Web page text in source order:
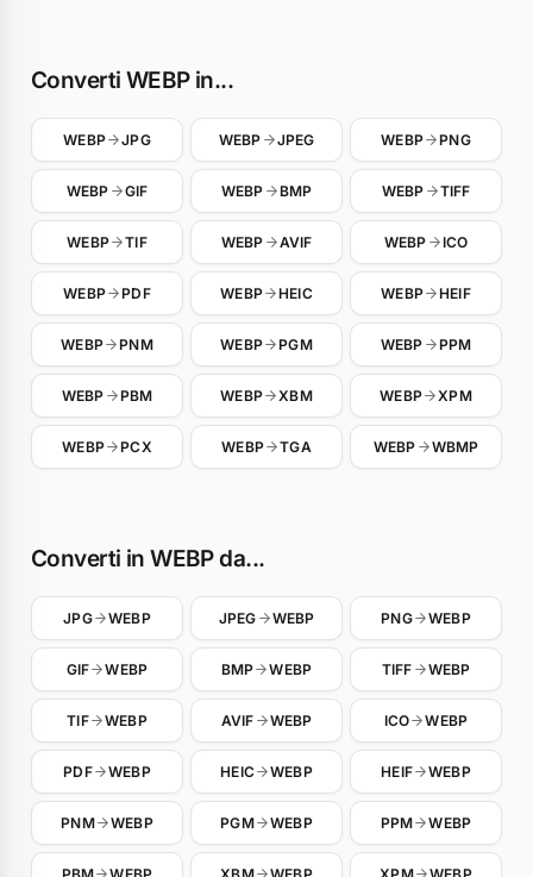
Converti WEBP in...
WEBP JPG WEBP JPEG WEBP PNG
WEBP GIF WEBP BMP WEBP TIFF
WEBP TIF WEBP AVIF WEBP ICO
WEBP PDF WEBP HEIC WEBP HEIF
WEBP PNM WEBP PGM WEBP PPM
WEBP PBM WEBP XBM WEBP XPM
WEBP PCX WEBP TGA WEBP WBMP
Converti in WEBP da...
JPG WEBP JPEG WEBP PNG WEBP
GIF WEBP BMP WEBP TIFF WEBP
TIF WEBP AVIF WEBP ICO WEBP
PDF WEBP HEIC WEBP HEIF WEBP
PNM WEBP PGM WEBP PPM WEBP